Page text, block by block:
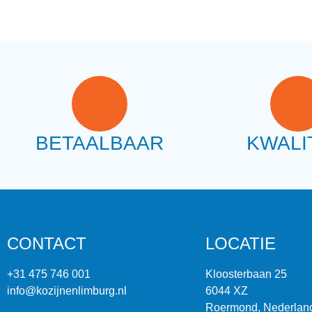
BETAALBAAR
CONTACT
+31 475 746 001
info@kozijnenlimburg.nl
LOCATIE
Kloosterbaan 25
6044 XZ
Roermond,